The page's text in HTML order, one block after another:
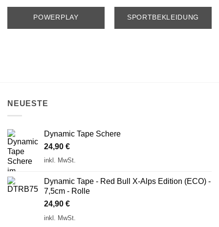
POWERPLAY SPORTBEKLEIDUNG
NEUESTE
Dynamic Tape Schere
24,90 €
inkl. MwSt.
Dynamic Tape - Red Bull X-Alps Edition (ECO) -
7,5cm - Rolle
24,90 €
inkl. MwSt.